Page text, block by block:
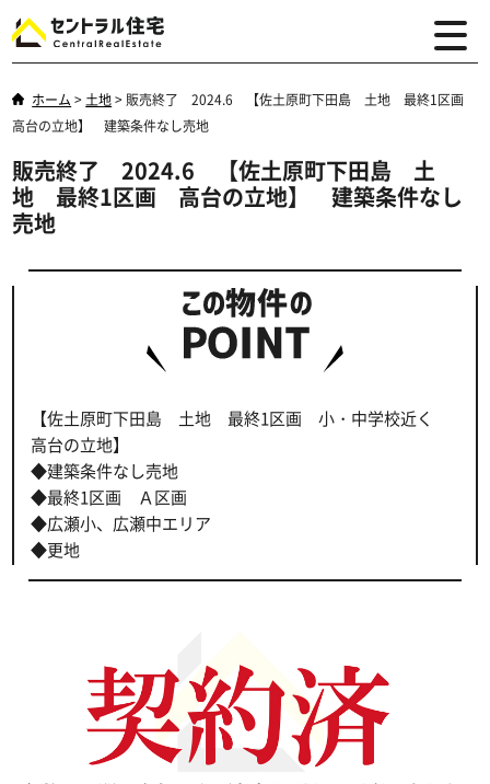
ホーム > 土地> 販売終了 2024.6 【佐土原町下田島 土地 最終1区画
高台の立地】 建築条件なし売地
販売終了 2024.6 【佐土原町下田島 土
地 最終1区画 高台の立地】 建築条件なし
売地
【佐土原町下田島 土地 最終1区画 小・中学校近く
高台の立地】
◆建築条件なし売地
◆最終1区画 Ａ区画
◆広瀬小、広瀬中エリア
◆更地